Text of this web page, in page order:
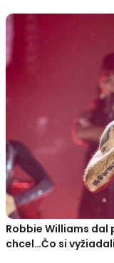
Robbie Williams
chcel…Čo si vyžiadali